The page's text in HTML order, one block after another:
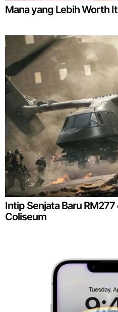
Mana yang Lebih Worth
Intip Senjata Baru
Coliseum